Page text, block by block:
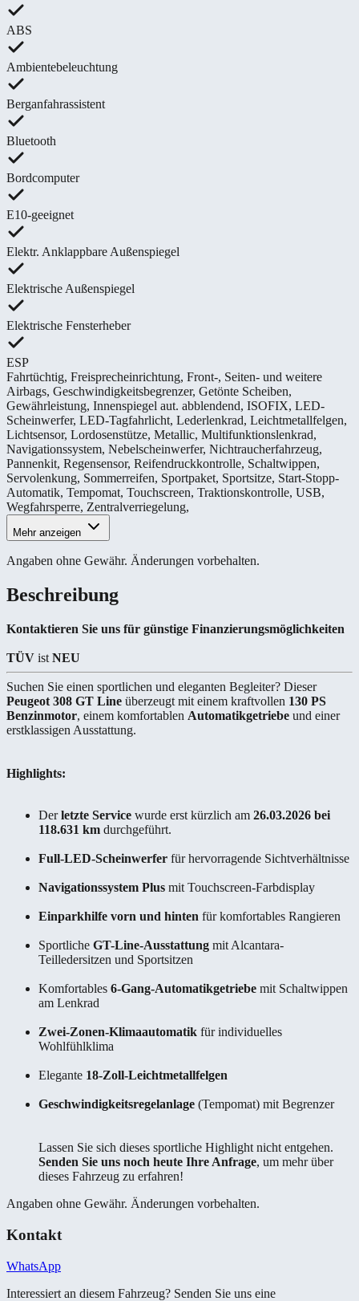
ABS
Ambientebeleuchtung
Berganfahrassistent
Bluetooth
Bordcomputer
E10-geeignet
Elektr. Anklappbare Außenspiegel
Elektrische Außenspiegel
Elektrische Fensterheber
ESP
Fahrtüchtig, Freisprecheinrichtung, Front-, Seiten- und weitere
Airbags, Geschwindigkeitsbegrenzer, Getönte Scheiben,
Gewährleistung, Innenspiegel aut. abblendend, ISOFIX, LED-
Scheinwerfer, LED-Tagfahrlicht, Lederlenkrad, Leichtmetallfelgen,
Lichtsensor, Lordosenstütze, Metallic, Multifunktionslenkrad,
Navigationssystem, Nebelscheinwerfer, Nichtraucherfahrzeug,
Pannenkit, Regensensor, Reifendruckkontrolle, Schaltwippen,
Servolenkung, Sommerreifen, Sportpaket, Sportsitze, Start-Stopp-
Automatik, Tempomat, Touchscreen, Traktionskontrolle, USB,
Wegfahrsperre, Zentralverriegelung,
Mehr anzeigen
Angaben ohne Gewähr. Änderungen vorbehalten.
Beschreibung
Kontaktieren Sie uns für günstige Finanzierungsmöglichkeiten
TÜV ist NEU
Suchen Sie einen sportlichen und eleganten Begleiter? Dieser
Peugeot 308 GT Line überzeugt mit einem kraftvollen 130 PS
Benzinmotor, einem komfortablen Automatikgetriebe und einer
erstklassigen Ausstattung.
Highlights:
Derletzte Service wurde erst kürzlich am 26.03.2026 bei
118.631 km durchgeführt.
Full-LED-Scheinwerfer für hervorragende Sichtverhältnisse
Navigationssystem Plus mit Touchscreen-Farbdisplay
Einparkhilfe vorn und hinten für komfortables Rangieren
Sportliche GT-Line-Ausstattung mit Alcantara-
Teilledersitzen und Sportsitzen
Komfortables 6-Gang-Automatikgetriebe mit Schaltwippen
am Lenkrad
Zwei-Zonen-Klimaautomatik für individuelles
Wohlfühlklima
Elegante 18-Zoll-Leichtmetallfelgen
Geschwindigkeitsregelanlage (Tempomat) mit Begrenzer
Lassen Sie sich dieses sportliche Highlight nicht entgehen.
Senden Sie uns noch heute Ihre Anfrage, um mehr über
dieses Fahrzeug zu erfahren!
Angaben ohne Gewähr. Änderungen vorbehalten.
Kontakt
WhatsApp
Interessiert an diesem Fahrzeug? Senden Sie uns eine